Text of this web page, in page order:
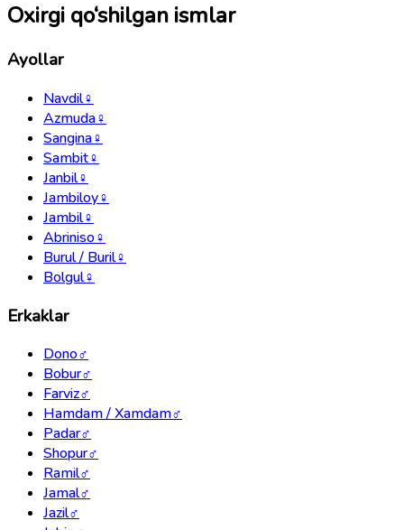
Oxirgi qo‘shilgan ismlar
Ayollar
Navdil♀
Azmuda♀
Sangina♀
Sambit♀
Janbil♀
Jambiloy♀
Jambil♀
Abriniso♀
Burul / Buril♀
Bolgul♀
Erkaklar
Dono♂
Bobur♂
Farviz♂
Hamdam / Xamdam♂
Padar♂
Shopur♂
Ramil♂
Jamal♂
Jazil♂